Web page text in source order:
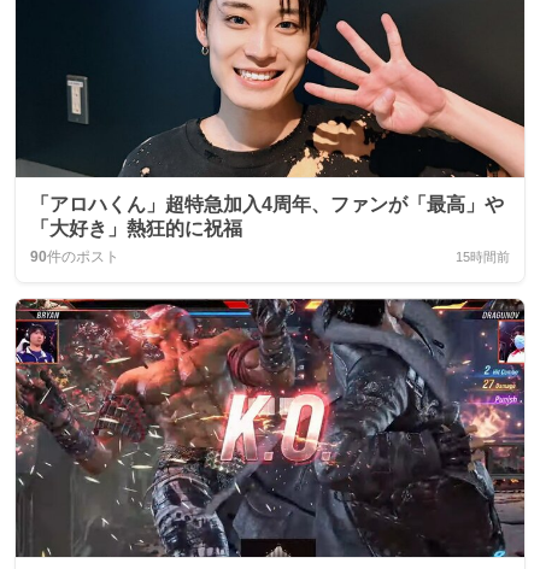
「アロハくん」超特急加入4周年、ファンが「最高」や
「大好き」熱狂的に祝福
90件のポスト 15時間前